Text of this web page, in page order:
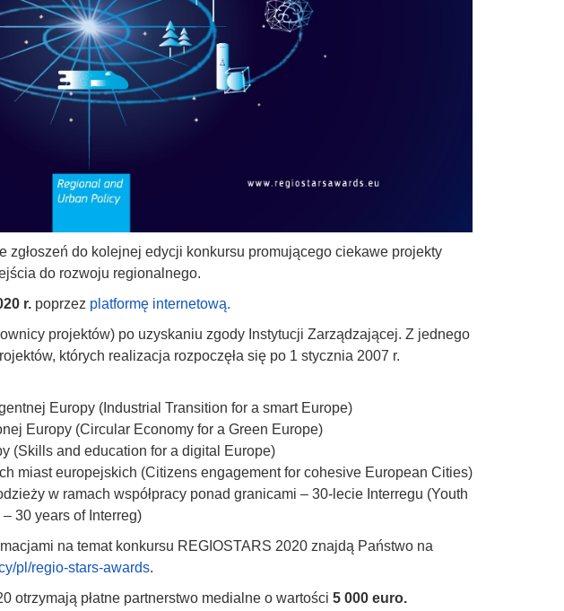
zgłoszeń do kolejnej edycji konkursu promującego ciekawe projekty
do rozwoju regionalnego.
r. poprzez platformę internetową.
projektów) po uzyskaniu zgody Instytucji Zarządzającej. Z jednego
których realizacja rozpoczęła się po 1 stycznia 2007 r.
Europy (Industrial Transition for a smart Europe)
Europy (Circular Economy for a Green Europe)
(Skills and education for a digital Europe)
miast europejskich (Citizens engagement for cohesive European Cities)
w ramach współpracy ponad granicami – 30-lecie Interregu (Youth
30 years of Interreg)
na temat konkursu REGIOSTARS 2020 znajdą Państwo na
pl/regio-stars-awards.
otrzymają płatne partnerstwo medialne o wartości 5 000 euro.